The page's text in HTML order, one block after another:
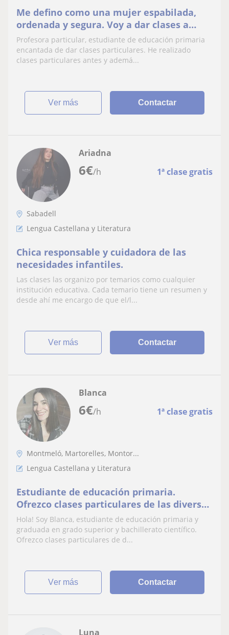
Me defino como una mujer espabilada,
ordenada y segura. Voy a dar clases a
niños y niñas de cualquier edad.
Profesora particular, estudiante de educación primaria
encantada de dar clases particulares. He realizado
clases particulares antes y ademá...
ver más Contactar
6€/h 1ª clase gratis
Ariadna
Sabadell
Lengua Castellana y Literatura
Chica responsable y cuidadora de las
necesidades infantiles.
Las clases las organizo por temarios como cualquier
institución educativa. Cada temario tiene un resumen y
desde ahí me encargo de que el/l...
ver más Contactar
6€/h 1ª clase gratis
Blanca
Montmeló, Martorelles, Montor...
Lengua Castellana y Literatura
Estudiante de educación primaria.
Ofrezco clases particulares de las diversas
materias presencial y online hasta
bachillerato!
Hola! Soy Blanca, estudiante de educación primaria y
graduada en grado superior y bachillerato científico.
Ofrezco clases particulares de d...
ver más Contactar
Luna